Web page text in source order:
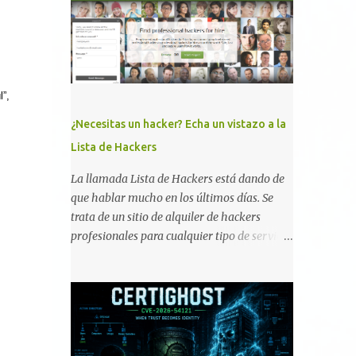
memoria RAM está disponible en el
smartphone o la tablet *#*#34971539#*#* :
Visualiza la información detallada d...
¿Necesitas un hacker? Echa un vistazo a la
Lista de Hackers
La llamada Lista de Hackers está dando de
que hablar mucho en los últimos días. Se
trata de un sitio de alquiler de hackers
profesionales para cualquier tipo de servicio.
discreción, comunicaciones cifradas y la
garantía de que ningún servicio será
demasiado difícil para los talentos que
pueden ser contratados desde la plataforma.